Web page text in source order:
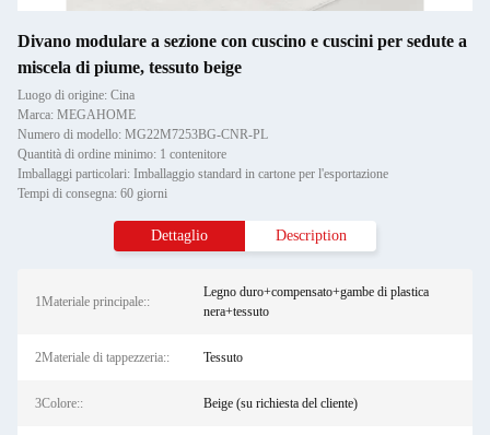
Divano modulare a sezione con cuscino e cuscini per sedute a
miscela di piume, tessuto beige
Luogo di origine: Cina
Marca: MEGAHOME
Numero di modello: MG22M7253BG-CNR-PL
Quantità di ordine minimo: 1 contenitore
Imballaggi particolari: Imballaggio standard in cartone per l'esportazione
Tempi di consegna: 60 giorni
Dettaglio Description
1Materiale principale::
Legno duro+compensato+gambe di plastica
nera+tessuto
2Materiale di tappezzeria:: Tessuto
3Colore:: Beige (su richiesta del cliente)